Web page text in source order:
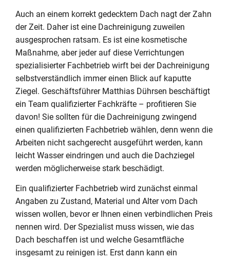
Auch an einem korrekt gedecktem Dach nagt der Zahn
der Zeit. Daher ist eine Dachreinigung zuweilen
ausgesprochen ratsam. Es ist eine kosmetische
Maßnahme, aber jeder auf diese Verrichtungen
spezialisierter Fachbetrieb wirft bei der Dachreinigung
selbstverständlich immer einen Blick auf kaputte
Ziegel. Geschäftsführer Matthias Dührsen beschäftigt
ein Team qualifizierter Fachkräfte – profitieren Sie
davon! Sie sollten für die Dachreinigung zwingend
einen qualifizierten Fachbetrieb wählen, denn wenn die
Arbeiten nicht sachgerecht ausgeführt werden, kann
leicht Wasser eindringen und auch die Dachziegel
werden möglicherweise stark beschädigt.
Ein qualifizierter Fachbetrieb wird zunächst einmal
Angaben zu Zustand, Material und Alter vom Dach
wissen wollen, bevor er Ihnen einen verbindlichen Preis
nennen wird. Der Spezialist muss wissen, wie das
Dach beschaffen ist und welche Gesamtfläche
insgesamt zu reinigen ist. Erst dann kann ein